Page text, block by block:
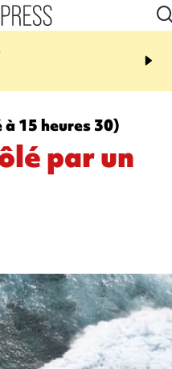
21:08
et Turquie scellent un
15 heures 30)
par un